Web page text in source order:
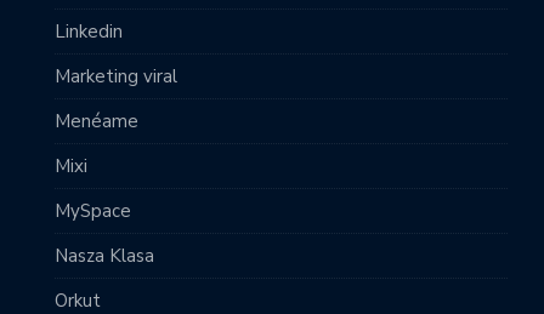
Linkedin
Marketing viral
Menéame
Mixi
MySpace
Nasza Klasa
Orkut